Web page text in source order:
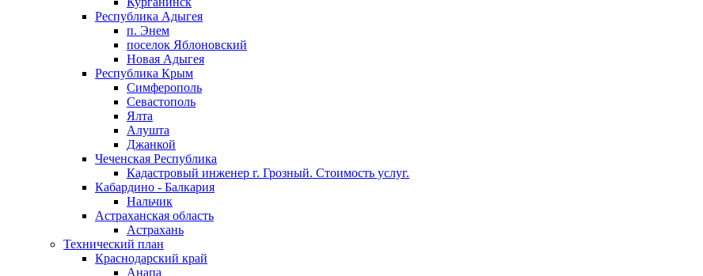
Республика Адыгея
п. Энем
поселок Яблоновский
Новая Адыгея
Республика Крым
Симферополь
Севастополь
Ялта
Алушта
Джанкой
Чеченская Республика
Кадастровый инженер г. Грозный. Стоимость услуг.
Кабардино - Балкария
Нальчик
Астраханская область
Астрахань
Технический план
Краснодарский край
Анапа